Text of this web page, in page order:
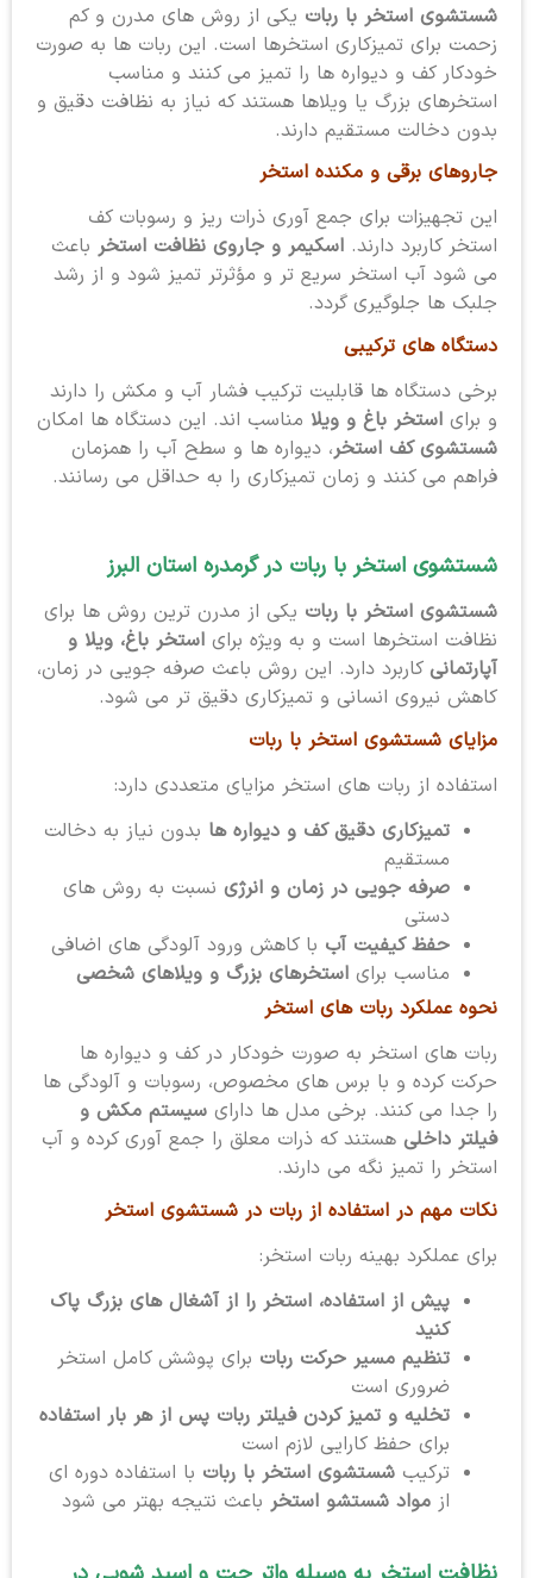
شستشوی استخر با رباتیکی از روش های مدرن و کم
زحمت برای تمیزکاری استخرها است. این ربات ها به صورت
خودکار کف و دیواره ها را تمیز می کنند و مناسب
استخرهای بزرگ یا ویلاها هستند که نیاز به نظافت دقیق و
بدون دخالت مستقیم دارند.
جاروهای برقی و مکنده استخر
این تجهیزات برای جمع آوری ذرات ریز و رسوبات کف
استخر کاربرد دارند. اسکیمر و جاروی نظافت استخرباعث
می شود آب استخر سریع تر و مؤثرتر تمیز شود و از رشد
جلبک ها جلوگیری گردد.
دستگاه های ترکیبی
برخی دستگاه ها قابلیت ترکیب فشار آب و مکش را دارند
و برای استخر باغ و ویلامناسب اند. این دستگاه ها امکان
شستشوی کف استخر، دیواره ها و سطح آب را همزمان
فراهم می کنند و زمان تمیزکاری را به حداقل می رسانند.
شستشوی استخر با ربات در گرمدره استان البرز
شستشوی استخر با رباتیکی از مدرن ترین روش ها برای
نظافت استخرها است و به ویژه برای استخر باغ، ویلا و
آپارتمانیکاربرد دارد. این روش باعث صرفه جویی در زمان،
کاهش نیروی انسانی و تمیزکاری دقیق تر می شود.
مزایای شستشوی استخر با ربات
استفاده از ربات های استخر مزایای متعددی دارد:
تمیزکاری دقیق کف و دیواره هابدون نیاز به دخالت
مستقیم
صرفه جویی در زمان و انرژینسبت به روش های
دستی
حفظ کیفیت آببا کاهش ورود آلودگی های اضافی
مناسب برای استخرهای بزرگ و ویلاهای شخصی
نحوه عملکرد ربات های استخر
ربات های استخر به صورت خودکار در کف و دیواره ها
حرکت کرده و با برس های مخصوص، رسوبات و آلودگی ها
را جدا می کنند. برخی مدل ها دارای سیستم مکش و
فیلتر داخلیهستند که ذرات معلق را جمع آوری کرده و آب
استخر را تمیز نگه می دارند.
نکات مهم در استفاده از ربات در شستشوی استخر
برای عملکرد بهینه ربات استخر:
پیش از استفاده، استخر را از آشغال های بزرگ پاک
کنید
تنظیم مسیر حرکت رباتبرای پوشش کامل استخر
ضروری است
تخلیه و تمیز کردن فیلتر ربات پس از هر بار استفاده
برای حفظ کارایی لازم است
ترکیب شستشوی استخر با رباتبا استفاده دوره ای
از مواد شستشو استخرباعث نتیجه بهتر می شود